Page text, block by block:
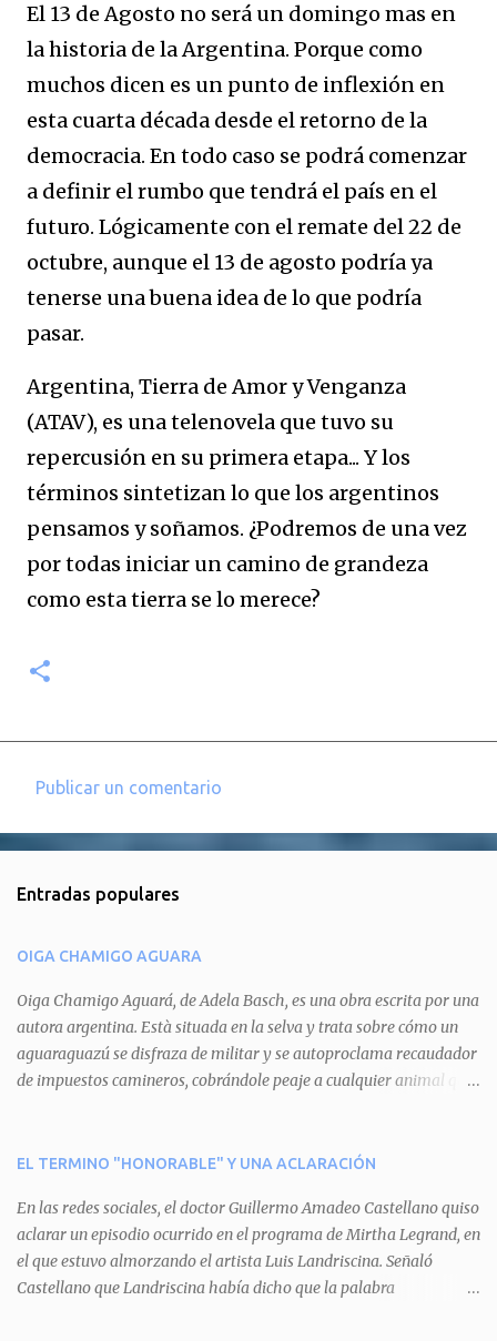
El 13 de Agosto no será un domingo mas en
la historia de la Argentina. Porque como
muchos dicen es un punto de inflexión en
esta cuarta década desde el retorno de la
democracia. En todo caso se podrá comenzar
a definir el rumbo que tendrá el país en el
futuro. Lógicamente con el remate del 22 de
octubre, aunque el 13 de agosto podría ya
tenerse una buena idea de lo que podría
pasar.
Argentina, Tierra de Amor y Venganza
(ATAV), es una telenovela que tuvo su
repercusión en su primera etapa... Y los
términos sintetizan lo que los argentinos
pensamos y soñamos. ¿Podremos de una vez
por todas iniciar un camino de grandeza
como esta tierra se lo merece?
e
t
a
r
i
o
Publicar un comentario
Entradas populares
OIGA CHAMIGO AGUARA
Oiga Chamigo Aguará, de Adela Basch, es una obra escrita por una
autora argentina. Està situada en la selva y trata sobre cómo un
aguaraguazú se disfraza de militar y se autoproclama recaudador
de impuestos camineros, cobrándole peaje a cualquier animal que
aguará le provoca. De igual manera pasa con Tatú, el armadillo.
del aguará y pasa sin pagar. Por último, Tui, la cotorra, deja
expuesta la mentira del aguará y arenga a los otros tres
personajes a unirse para enfrentarlo. Finalmente, terminan por
quitarle el disfraz de militar, y el aguará huye despavorido al verse
EL TERMINO "HONORABLE" Y UNA ACLARACIÓN
En las redes sociales, el doctor Guillermo Amadeo Castellano quiso
aclarar un episodio ocurrido en el programa de Mirtha Legrand, en
el que estuvo almorzando el artista Luis Landriscina. Señaló
Castellano que Landriscina había dicho que la palabra